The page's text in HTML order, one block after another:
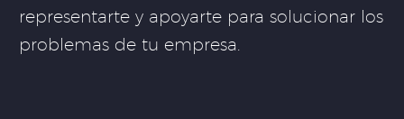
representarte y apoyarte para solucionar los
problemas de tu empresa.